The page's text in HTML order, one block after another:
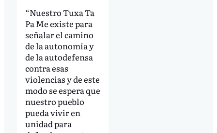
“Nuestro Tuxa Ta
Pa Me existe para
señalar el camino
de la autonomía y
de la autodefensa
contra esas
violencias y de este
modo se espera que
nuestro pueblo
pueda vivir en
unidad para